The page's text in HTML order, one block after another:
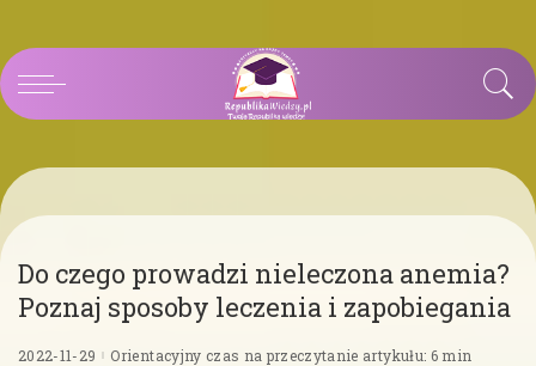
Do czego prowadzi nieleczona anemia?
Poznaj sposoby leczenia i zapobiegania
2022-11-29 Orientacyjny czas na przeczytanie artykułu: 6 min